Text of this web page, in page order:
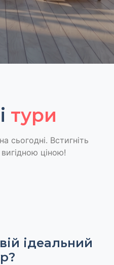
тури
сьогодні. Встигніть
ціною!
ідеальний